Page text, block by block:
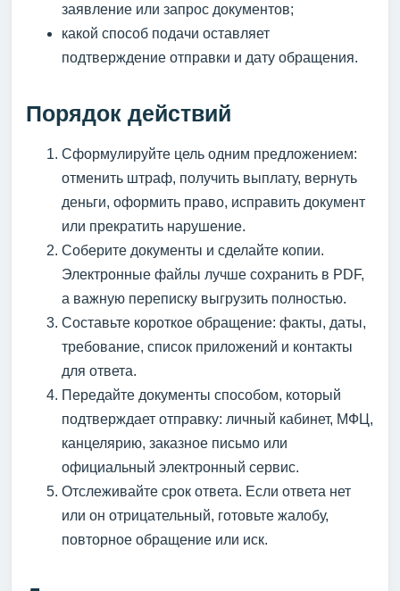
заявление или запрос документов;
какой способ подачи оставляет
подтверждение отправки и дату обращения.
Порядок действий
Сформулируйте цель одним предложением:
отменить штраф, получить выплату, вернуть
деньги, оформить право, исправить документ
или прекратить нарушение.
Соберите документы и сделайте копии.
Электронные файлы лучше сохранить в PDF,
а важную переписку выгрузить полностью.
Составьте короткое обращение: факты, даты,
требование, список приложений и контакты
для ответа.
Передайте документы способом, который
подтверждает отправку: личный кабинет, МФЦ,
канцелярию, заказное письмо или
официальный электронный сервис.
Отслеживайте срок ответа. Если ответа нет
или он отрицательный, готовьте жалобу,
повторное обращение или иск.